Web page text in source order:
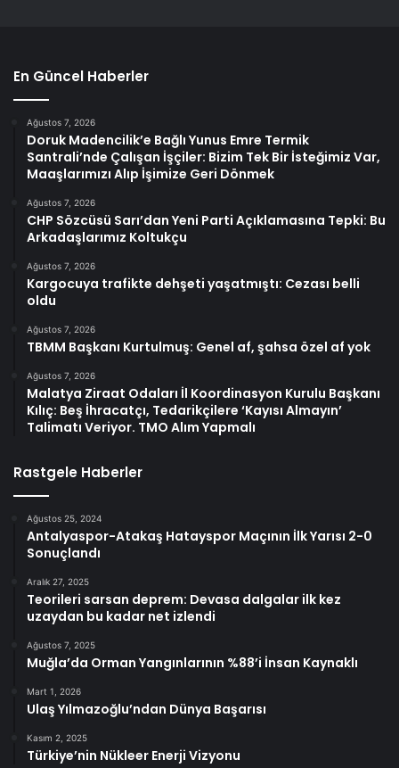
En Güncel Haberler
Ağustos 7, 2026
Doruk Madencilik’e Bağlı Yunus Emre Termik
Santrali’nde Çalışan İşçiler: Bizim Tek Bir İsteğimiz Var,
Maaşlarımızı Alıp İşimize Geri Dönmek
Ağustos 7, 2026
CHP Sözcüsü Sarı’dan Yeni Parti Açıklamasına Tepki: Bu
Arkadaşlarımız Koltukçu
Ağustos 7, 2026
Kargocuya trafikte dehşeti yaşatmıştı: Cezası belli
oldu
Ağustos 7, 2026
TBMM Başkanı Kurtulmuş: Genel af, şahsa özel af yok
Ağustos 7, 2026
Malatya Ziraat Odaları İl Koordinasyon Kurulu Başkanı
Kılıç: Beş İhracatçı, Tedarikçilere ‘Kayısı Almayın’
Talimatı Veriyor. TMO Alım Yapmalı
Rastgele Haberler
Ağustos 25, 2024
Antalyaspor-Atakaş Hatayspor Maçının İlk Yarısı 2-0
Sonuçlandı
Aralık 27, 2025
Teorileri sarsan deprem: Devasa dalgalar ilk kez
uzaydan bu kadar net izlendi
Ağustos 7, 2025
Muğla’da Orman Yangınlarının %88’i İnsan Kaynaklı
Mart 1, 2026
Ulaş Yılmazoğlu’ndan Dünya Başarısı
Kasım 2, 2025
Türkiye’nin Nükleer Enerji Vizyonu